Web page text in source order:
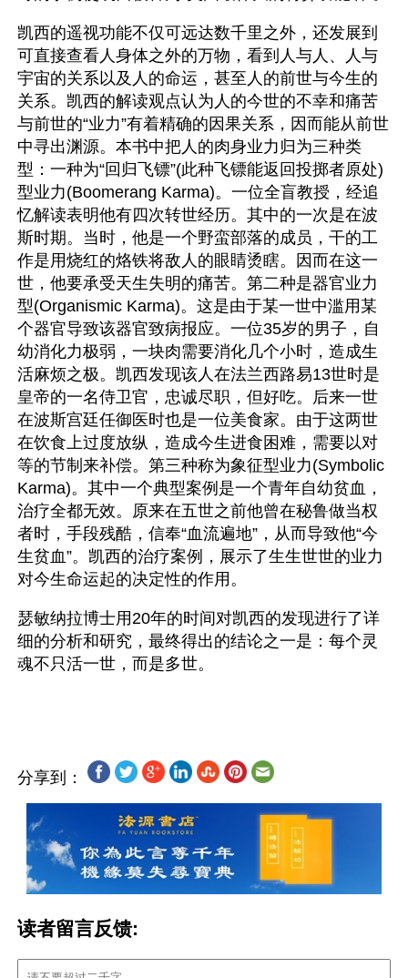
凯西的遥视功能不仅可远达数千里之外，还发展到
可直接查看人身体之外的万物，看到人与人、人与
宇宙的关系以及人的命运，甚至人的前世与今生的
关系。凯西的解读观点认为人的今世的不幸和痛苦
与前世的“业力”有着精确的因果关系，因而能从前世
中寻出渊源。本书中把人的肉身业力归为三种类
型：一种为“回归飞镖”(此种飞镖能返回投掷者原处)
型业力(Boomerang Karma)。一位全盲教授，经追
忆解读表明他有四次转世经历。其中的一次是在波
斯时期。当时，他是一个野蛮部落的成员，干的工
作是用烧红的烙铁将敌人的眼睛烫瞎。因而在这一
世，他要承受天生失明的痛苦。第二种是器官业力
型(Organismic Karma)。这是由于某一世中滥用某
个器官导致该器官致病报应。一位35岁的男子，自
幼消化力极弱，一块肉需要消化几个小时，造成生
活麻烦之极。凯西发现该人在法兰西路易13世时是
皇帝的一名侍卫官，忠诚尽职，但好吃。后来一世
在波斯宫廷任御医时也是一位美食家。由于这两世
在饮食上过度放纵，造成今生进食困难，需要以对
等的节制来补偿。第三种称为象征型业力(Symbolic
Karma)。其中一个典型案例是一个青年自幼贫血，
治疗全都无效。原来在五世之前他曾在秘鲁做当权
者时，手段残酷，信奉“血流遍地”，从而导致他“今
生贫血”。凯西的治疗案例，展示了生生世世的业力
对今生命运起的决定性的作用。
瑟敏纳拉博士用20年的时间对凯西的发现进行了详
细的分析和研究，最终得出的结论之一是：每个灵
魂不只活一世，而是多世。
分享到：
读者留言反馈: